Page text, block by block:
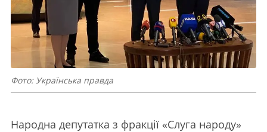
Фото: Українська правда
Народна депутатка з фракції «Слуга народу»